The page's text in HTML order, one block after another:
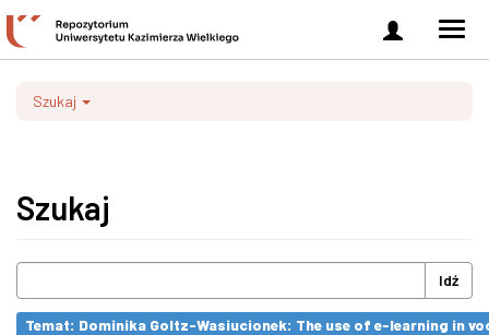
Zaloguj
się
Szukaj
Szukaj
Idź
Temat: Dominika Goltz-Wasiucionek: The use of e-learning in